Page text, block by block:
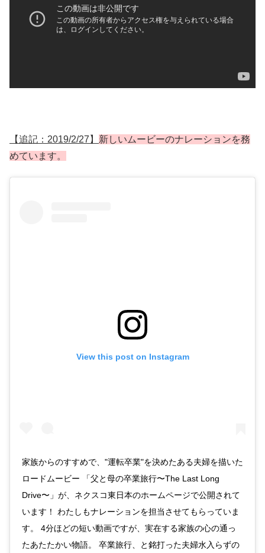
【追記：2019/2/27】 新しいムービーのナレーションを務
めています。
View this post on Instagram
家族からのすすめで、"運転卒業"を決めたある夫婦を描いた
ロードムービー 「父と母の卒業旅行〜The Last Long
Drive〜」が、ネクスコ東日本のホームページで公開されて
います！ わたしもナレーションを担当させてもらっていま
す。 4分ほどの短い動画ですが、実在する家族の心の通っ
たあたたかい物語。 卒業旅行、と銘打った夫婦水入らずの